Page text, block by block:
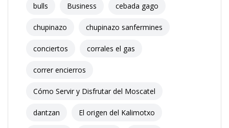
bulls Business cebada gago
chupinazo chupinazo sanfermines
conciertos corrales el gas
correr encierros
Cómo Servir y Disfrutar del Moscatel
dantzan El origen del Kalimotxo